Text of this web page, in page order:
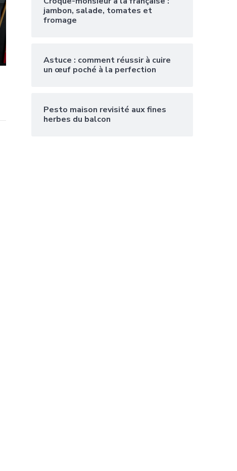
jambon, salade, tomates et
fromage
Astuce : comment réussir à cuire
un œuf poché à la perfection
Pesto maison revisité aux fines
herbes du balcon